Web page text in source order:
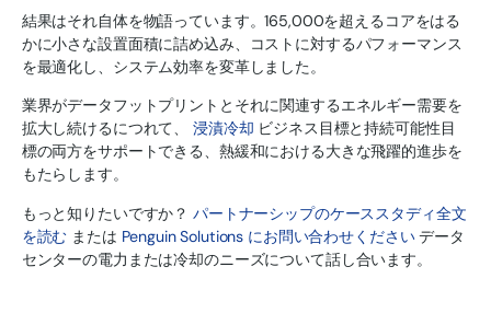
結果はそれ自体を物語っています。165,000を超えるコアをはる
かに小さな設置面積に詰め込み、コストに対するパフォーマンス
を最適化し、システム効率を変革しました。
業界がデータフットプリントとそれに関連するエネルギー需要を
拡大し続けるにつれて、 浸漬冷却 ビジネス目標と持続可能性目
標の両方をサポートできる、熱緩和における大きな飛躍的進歩を
もたらします。
もっと知りたいですか？ パートナーシップのケーススタディ全文
を読む または Penguin Solutions にお問い合わせくださいデータ
センターの電力または冷却のニーズについて話し合います。